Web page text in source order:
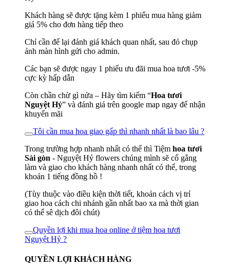
Khách hàng sẽ được tặng kèm 1 phiếu mua hàng giảm
giá 5% cho đơn hàng tiếp theo
Chỉ cần để lại đánh giá khách quan nhất, sau đó chụp
ảnh màn hình gửi cho admin.
Các bạn sẽ được ngay 1 phiếu ưu đãi mua hoa tươi -5%
cực kỳ hấp dẫn
Còn chần chừ gì nửa – Hãy tìm kiếm “Hoa tươi
Nguyệt Hỷ” và đánh giá trên google map ngay để nhận
khuyến mãi
Tôi cần mua hoa giao gấp thì nhanh nhất là bao lâu ?
Trong trường hợp nhanh nhất có thể thì Tiệm hoa tươi
Sài gòn - Nguyệt Hỷ flowers chúng mình sẽ cố gắng
làm và giao cho khách hàng nhanh nhất có thể, trong
khoản 1 tiếng đồng hồ !
(Tùy thuộc vào điều kiện thời tiết, khoản cách vị trí
giao hoa cách chi nhánh gần nhất bao xa mà thời gian
có thể sê dịch đôi chút)
Quyền lợi khi mua hoa online ở tiệm hoa tươi
Nguyệt Hỷ ?
QUYỀN LỢI KHÁCH HÀNG